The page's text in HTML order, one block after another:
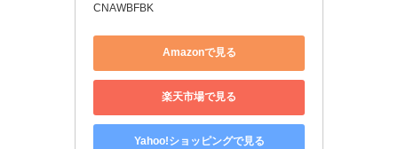
CNAWBFBK
Amazonで見る
楽天市場で見る
Yahoo!ショッピングで見る